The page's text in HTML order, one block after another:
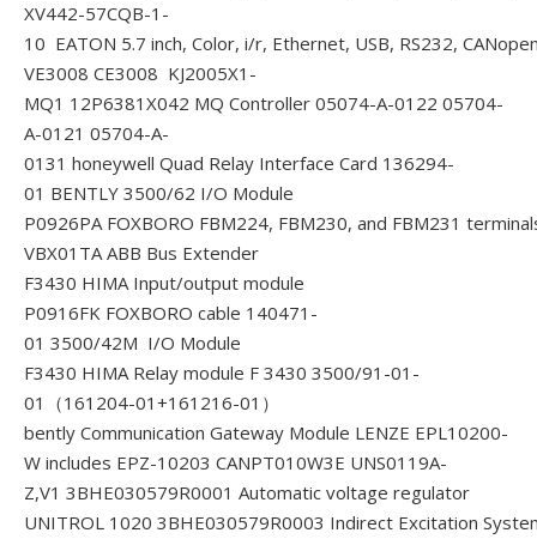
XV442-57CQB-1-
10 EATON 5.7 inch, Color, i/r, Ethernet, USB, RS232,
VE3008 CE3008 KJ2005X1-
MQ1 12P6381X042 MQ Controller 05074-A-0122 05704-
A-0121 05704-A-
0131 honeywell Quad Relay Interface Card 136294-
01 BENTLY 3500/62 I/O Module
P0926PA FOXBORO FBM224, FBM230, and FBM231
VBX01TA ABB Bus Extender
F3430 HIMA Input/output module
P0916FK FOXBORO cable 140471-
01 3500/42M I/O Module
F3430 HIMA Relay module F 3430 3500/91-01-
01（161204-01+161216-01）
bently Communication Gateway Module LENZE EPL10200-
W includes EPZ-10203 CANPT010W3E UNS0119A-
Z,V1 3BHE030579R0001 Automatic voltage regulator
UNITROL 1020 3BHE030579R0003 Indirect Excitation